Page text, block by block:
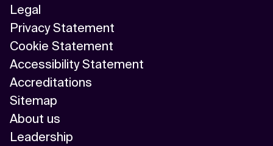
Legal
Privacy Statement
Cookie Statement
Accessibility Statement
Accreditations
Sitemap
About us
Leadership